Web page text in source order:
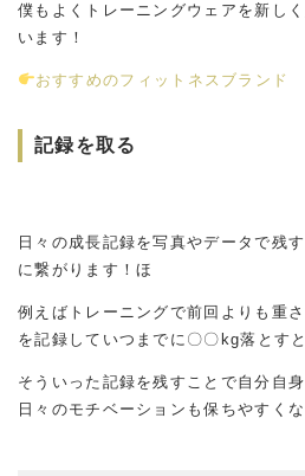
僕もよくトレーニングウェアを新し
います！
おすすめのフィットネスブランド
記録を取る
日々の成長記録を写真やデータで残
に繋がります！ほ
例えばトレーニングで前回よりも重
を記録していつまでに〇〇kg落とす
そういった記録を残すことで自分自
日々のモチベーションも保ちやすく